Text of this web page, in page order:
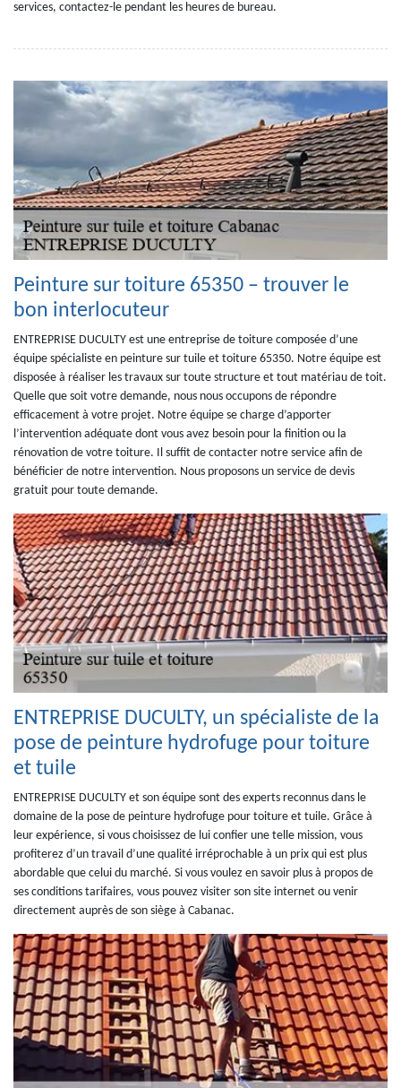
services, contactez-le pendant les heures de bureau.
Peinture sur toiture 65350 – trouver le
bon interlocuteur
ENTREPRISE DUCULTY est une entreprise de toiture composée d’une
équipe spécialiste en peinture sur tuile et toiture 65350. Notre équipe est
disposée à réaliser les travaux sur toute structure et tout matériau de toit.
Quelle que soit votre demande, nous nous occupons de répondre
efficacement à votre projet. Notre équipe se charge d’apporter
l’intervention adéquate dont vous avez besoin pour la finition ou la
rénovation de votre toiture. Il suffit de contacter notre service afin de
bénéficier de notre intervention. Nous proposons un service de devis
gratuit pour toute demande.
ENTREPRISE DUCULTY, un spécialiste de la
pose de peinture hydrofuge pour toiture
et tuile
ENTREPRISE DUCULTY et son équipe sont des experts reconnus dans le
domaine de la pose de peinture hydrofuge pour toiture et tuile. Grâce à
leur expérience, si vous choisissez de lui confier une telle mission, vous
profiterez d’un travail d’une qualité irréprochable à un prix qui est plus
abordable que celui du marché. Si vous voulez en savoir plus à propos de
ses conditions tarifaires, vous pouvez visiter son site internet ou venir
directement auprès de son siège à Cabanac.